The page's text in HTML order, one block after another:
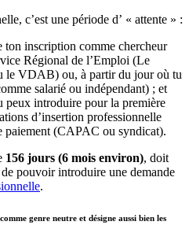
c’est une période d’ « attente » :
ton inscription comme chercheur
Régional de l’Emploi (Le
le VDAB) ou, à partir du jour où tu
salarié ou indépendant) ; et
peux introduire pour la première
d’insertion professionnelle
paiement (CAPAC ou syndicat).
156 jours (6 mois environ), doit
pouvoir introduire une demande
.
genre neutre et désigne aussi bien les